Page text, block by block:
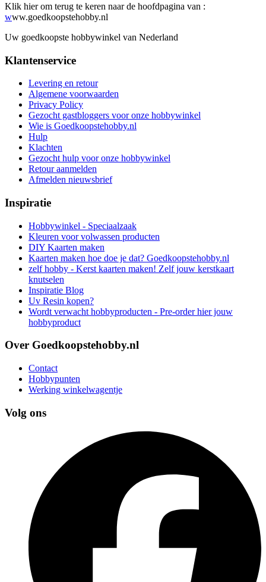
Klik hier om terug te keren naar de hoofdpagina van :
www.goedkoopstehobby.nl
Uw goedkoopste hobbywinkel van Nederland
Klantenservice
Levering en retour
Algemene voorwaarden
Privacy Policy
Gezocht gastbloggers voor onze hobbywinkel
Wie is Goedkoopstehobby.nl
Hulp
Klachten
Gezocht hulp voor onze hobbywinkel
Retour aanmelden
Afmelden nieuwsbrief
Inspiratie
Hobbywinkel - Speciaalzaak
Kleuren voor volwassen producten
DIY Kaarten maken
Kaarten maken hoe doe je dat? Goedkoopstehobby.nl
zelf hobby - Kerst kaarten maken! Zelf jouw kerstkaart
knutselen
Inspiratie Blog
Uv Resin kopen?
Wordt verwacht hobbyproducten - Pre-order hier jouw
hobbyproduct
Over Goedkoopstehobby.nl
Contact
Hobbypunten
Werking winkelwagentje
Volg ons